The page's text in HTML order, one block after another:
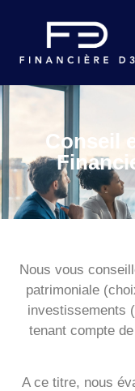
Conseil
Nous vous
patrimoniale
investissements
tenant compte
A ce titre, nous